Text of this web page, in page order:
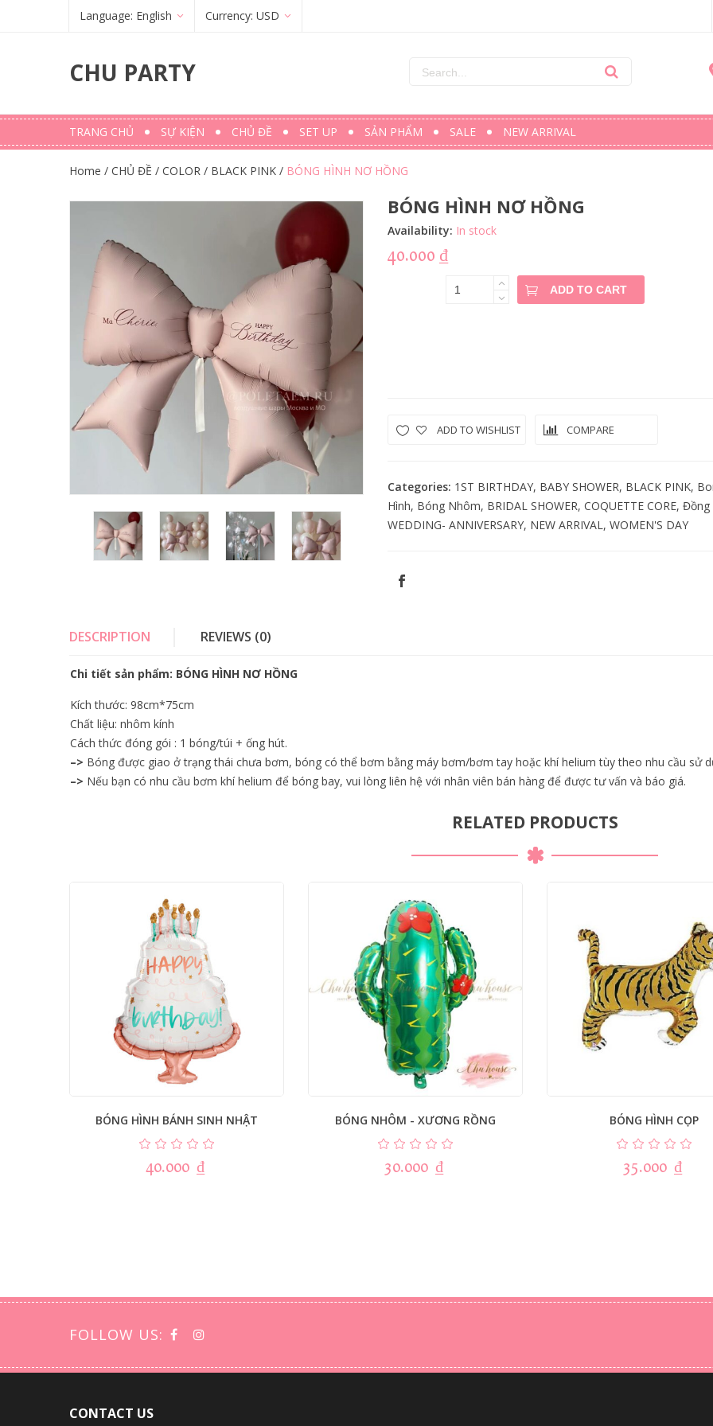
Language: English
English
Currency: USD
CHU PARTY
TRANG CHỦ SỰ KIỆN CHỦ ĐỀ SET UP SẢN PHẨM SALE NEW ARRIVAL
Home / CHỦ ĐỀ / COLOR / BLACK PINK / BÓNG HÌNH NƠ HỒNG
BÓNG HÌNH NƠ HỒNG
Availability: In stock
40.000 ₫
ADD TO CART
ADD TO WISHLIST COMPARE
Categories: 1ST BIRTHDAY, BABY SHOWER, BLACK PINK,
Hình, Bóng Nhôm, BRIDAL SHOWER, COQUETTE CORE, Đồng
WEDDING- ANNIVERSARY, NEW ARRIVAL, WOMEN'S DAY
DESCRIPTION REVIEWS (0)
Chi tiết sản phẩm: BÓNG HÌNH NƠ HỒNG
Kích thước: 98cm*75cm
Chất liệu: nhôm kính
Cách thức đóng gói : 1 bóng/túi + ống hút.
–> Bóng được giao ở trạng thái chưa bơm, bóng có thể bơm bằng máy bơm/bơm tay hoặc khí helium tùy theo nhu cầu sử
–> Nếu bạn có nhu cầu bơm khí helium để bóng bay, vui lòng liên hệ với nhân viên bán hàng để được tư vấn và báo giá.
RELATED PRODUCTS
BÓNG HÌNH BÁNH SINH NHẬT
40.000 ₫
BÓNG NHÔM - XƯƠNG RỒNG
30.000 ₫
BÓNG HÌNH CỌP
35.000 ₫
FOLLOW US:
CONTACT US